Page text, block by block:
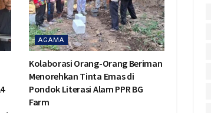
AGAMA
Kolaborasi Orang-Orang Beriman
Menorehkan Tinta Emas di
Pondok Literasi Alam PPR BG
Farm